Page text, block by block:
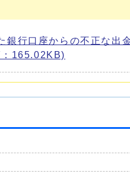
行口座からの不正な出
165.02KB)